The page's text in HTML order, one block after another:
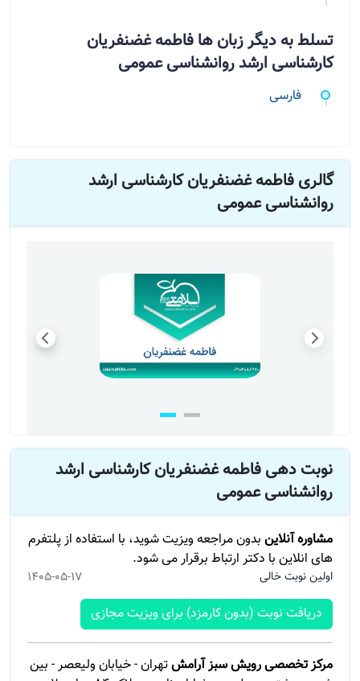
تسلط به دیگر زبان ها فاطمه غضنفریان
کارشناسی ارشد روانشناسی عمومی
فارسی
گالری فاطمه غضنفریان کارشناسی ارشد
روانشناسی عمومی
نوبت دهی فاطمه غضنفریان کارشناسی ارشد
روانشناسی عمومی
مشاوره آنلاین بدون مراجعه ویزیت شوید، با استفاده از پلتفرم
های انلاین با دکتر ارتباط برقرار می شود.
اولین نوبت خالی 1405-05-17
دریافت نوبت (بدون کارمزد) برای ویزیت مجازی
مرکز تخصصی رویش سبز آرامشتهران - خیابان ولیعصر - بین